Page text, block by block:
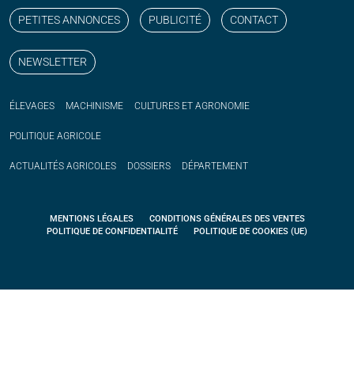
PETITES ANNONCES PUBLICITÉ CONTACT
NEWSLETTER
ÉLEVAGES MACHINISME CULTURES ET AGRONOMIE
POLITIQUE AGRICOLE
ACTUALITÉS AGRICOLES DOSSIERS DÉPARTEMENT
MENTIONS LÉGALES
CONDITIONS GÉNÉRALES DES VENTES
POLITIQUE DE CONFIDENTIALITÉ
POLITIQUE DE COOKIES (UE)